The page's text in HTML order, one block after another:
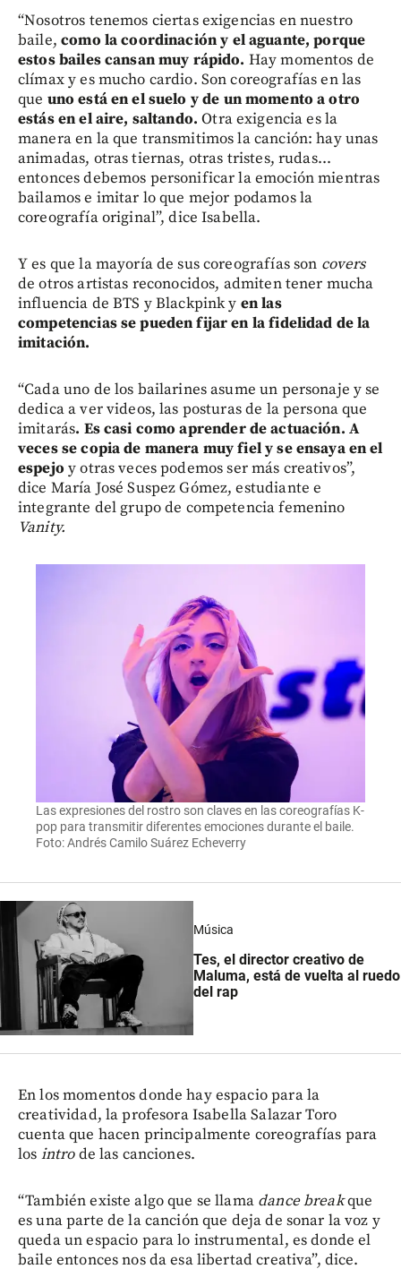
“Nosotros tenemos ciertas exigencias en nuestro
baile, como la coordinación y el aguante, porque
estos bailes cansan muy rápido. Hay momentos de
clímax y es mucho cardio. Son coreografías en las
que uno está en el suelo y de un momento a otro
estás en el aire, saltando. Otra exigencia es la
manera en la que transmitimos la canción: hay unas
animadas, otras tiernas, otras tristes, rudas...
entonces debemos personificar la emoción mientras
bailamos e imitar lo que mejor podamos la
coreografía original”, dice Isabella.
Y es que la mayoría de sus coreografías son covers
de otros artistas reconocidos, admiten tener mucha
influencia de BTS y Blackpink y en las
competencias se pueden fijar en la fidelidad de la
imitación.
“Cada uno de los bailarines asume un personaje y se
dedica a ver videos, las posturas de la persona que
imitarás. Es casi como aprender de actuación. A
veces se copia de manera muy fiel y se ensaya en el
espejo y otras veces podemos ser más creativos”,
dice María José Suspez Gómez, estudiante e
integrante del grupo de competencia femenino
Vanity.
Las expresiones del rostro son claves en las coreografías K-
pop para transmitir diferentes emociones durante el baile.
Foto: Andrés Camilo Suárez Echeverry
Música
Tes, el director creativo de
Maluma, está de vuelta al ruedo
del rap
En los momentos donde hay espacio para la
creatividad, la profesora Isabella Salazar Toro
cuenta que hacen principalmente coreografías para
los introde las canciones.
“También existe algo que se llama dance breakque
es una parte de la canción que deja de sonar la voz y
queda un espacio para lo instrumental, es donde el
baile entonces nos da esa libertad creativa”, dice.